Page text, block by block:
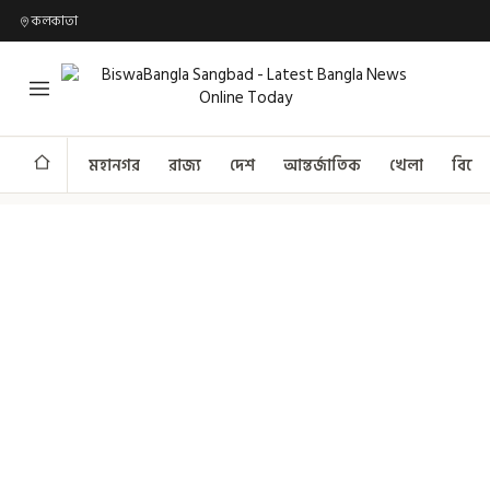
কলকাতা
মহানগর রাজ্য দেশ আন্তর্জাতিক খেলা